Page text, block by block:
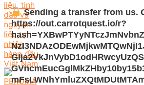
Sending a transfer from us.
https://out.carrotquest.io/r?